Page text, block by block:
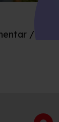
/ Dansk